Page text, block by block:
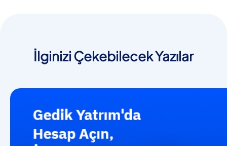
İlginizi Çekebilecek Yazılar